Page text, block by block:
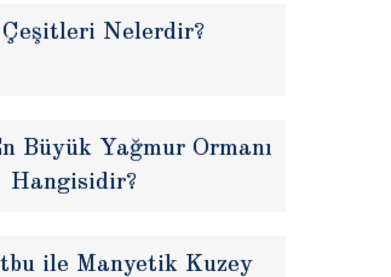
Nelerdir?
Büyük Yağmur Ormanı
Hangisidir?
ile Manyetik Kuzey